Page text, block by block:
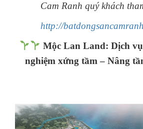
Cam Ranh quý khách
http://
Mộc Lan Land: Dịch
nghiệm xứng tầm – Nâng